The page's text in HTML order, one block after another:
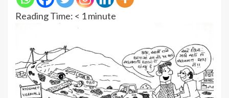
Reading Time: < 1minute